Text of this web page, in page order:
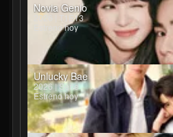
Novia Genio
2026 | T1E13
Estreno hoy
Unlucky Bae
2026 | Serie
Estreno hoy